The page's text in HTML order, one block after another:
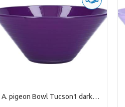
A. pigeon Bowl Tucson1 dark purple